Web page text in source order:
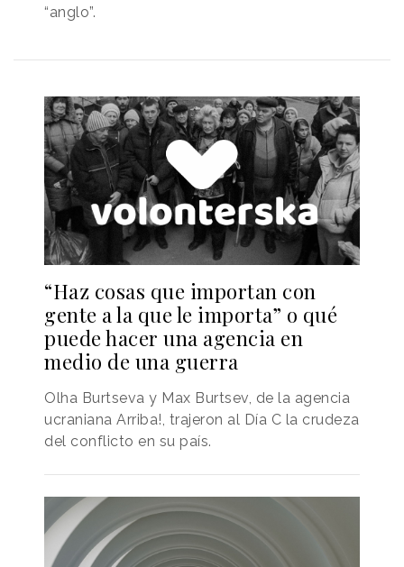
“anglo”.
“Haz cosas que importan con
gente a la que le importa” o qué
puede hacer una agencia en
medio de una guerra
Olha Burtseva y Max Burtsev, de la agencia
ucraniana Arriba!, trajeron al Día C la crudeza
del conflicto en su país.